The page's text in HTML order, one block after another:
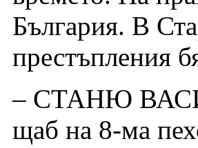
България. В
престъпления
– СТАНЮ
щаб на 8-ма